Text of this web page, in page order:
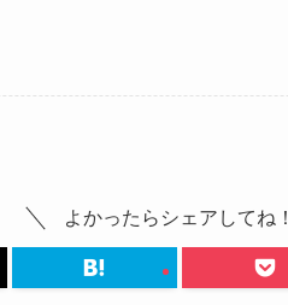
よかったらシェアしてね！